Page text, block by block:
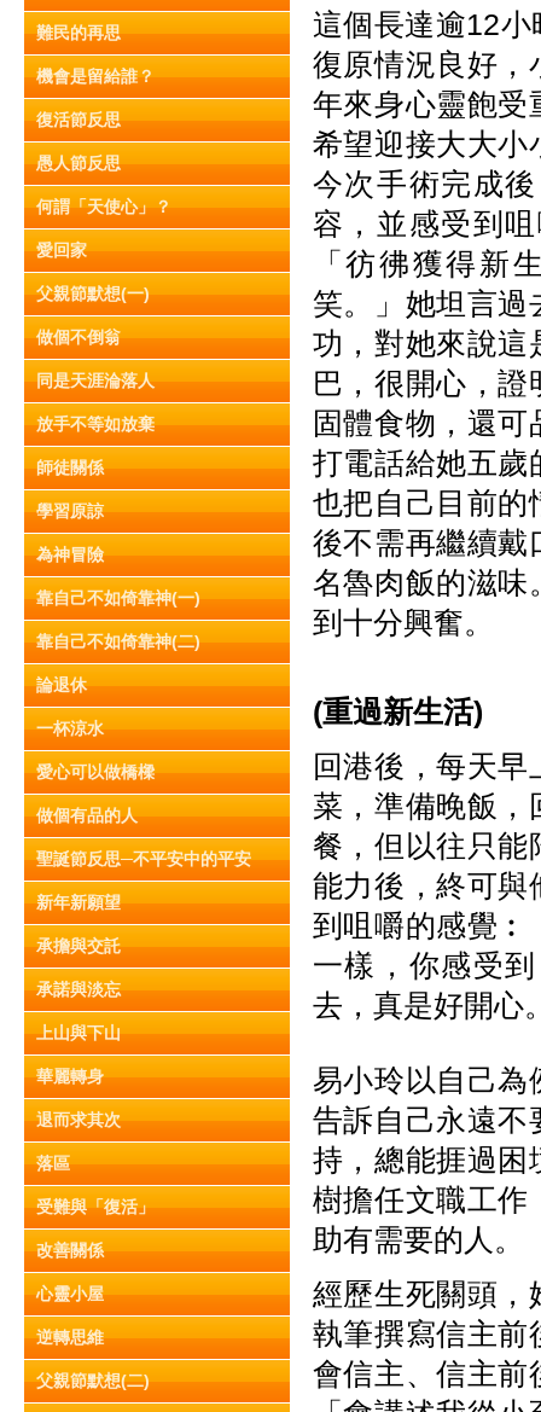
難民的再思
機會是留給誰？
復活節反思
愚人節反思
何謂「天使心」？
愛回家
父親節默想(一)
做個不倒翁
同是天涯淪落人
放手不等如放棄
師徒關係
學習原諒
為神冒險
靠自己不如倚靠神(一)
靠自己不如倚靠神(二)
論退休
一杯涼水
愛心可以做橋樑
做個有品的人
聖誕節反思─不平安中的平安
新年新願望
承擔與交託
承諾與淡忘
上山與下山
華麗轉身
退而求其次
落區
受難與「復活」
改善關係
心靈小屋
逆轉思維
父親節默想(二)
這個長達逾12
復原情況良好，
年來身心靈飽受
希望迎接大大小
今次手術完成
容，並感受到
「彷彿獲得新
笑。」她坦言過
功，對她來說這
巴，很開心，
固體食物，還
打電話給她五歲
也把自己目前的
後不需再繼續戴
名魯肉飯的滋味
到十分興奮。
(重過新生活)
回港後，每天
菜，準備晚飯，
餐，但以往只能
能力後，終可與
到咀嚼的感覺︰
一樣，你感受
去，真是好開心
易小玲以自己為
告訴自己永遠不
持，總能捱過困
樹擔任文職工作
助有需要的人。
經歷生死關頭，
執筆撰寫信主前
會信主、信主前